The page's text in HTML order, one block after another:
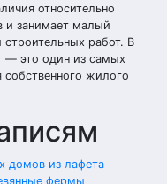
относительно
и занимает малый
работ. В
— это один из самых
собственного жилого
домов из лафета
фермы